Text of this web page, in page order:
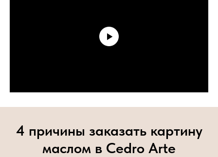
4 причины заказать картину
маслом в Cedro Arte